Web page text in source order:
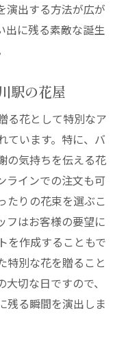
演出する方法が広が
出に残る素敵な誕生
駅の花屋
る花として特別なア
ています。特に、バ
の気持ちを伝える花
ラインでの注文も可
たりの花束を選ぶこ
フはお客様の要望に
を作成することもで
特別な花を贈ること
切な日ですので、
残る瞬間を演出しま